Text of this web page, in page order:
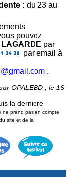
: du 23 au
pouvez
par
par email à
.
OPALEBD , le 16
la dernière
ne prend pas en compte
site et de la